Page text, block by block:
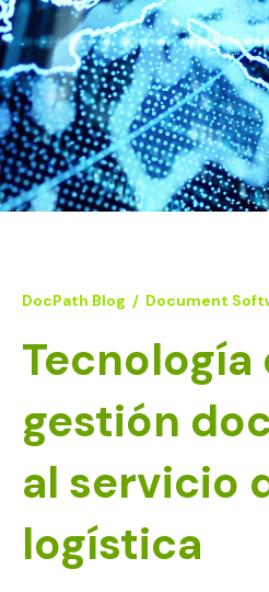
DocPath Blog / Document
Tecnología
gestión
al servicio
logística